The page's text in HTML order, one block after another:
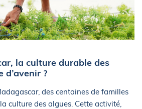
la culture durable des
d’avenir ?
des centaines de familles
culture des algues. Cette activité,